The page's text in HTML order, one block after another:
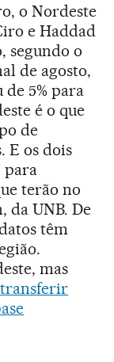
o Nordeste
e Haddad
segundo o
de agosto,
de 5% para
é o que
de
E os dois
para
terão no
da UNB. De
têm
mas
transferir